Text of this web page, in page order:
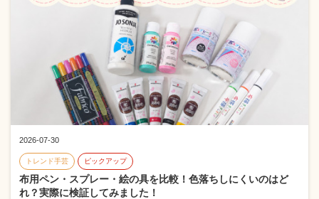
2026-07-30
トレンド手芸 ピックアップ
布用ペン・スプレー・絵の具を比較！色落ちしにくいのはど
れ？実際に検証してみました！